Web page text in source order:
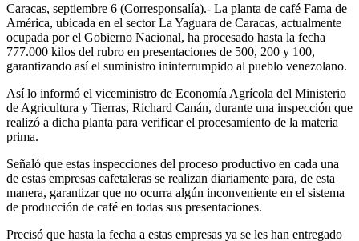
Caracas, septiembre 6 (Corresponsalía).- La planta de café Fama de
América, ubicada en el sector La Yaguara de Caracas, actualmente
ocupada por el Gobierno Nacional, ha procesado hasta la fecha
777.000 kilos del rubro en presentaciones de 500, 200 y 100,
garantizando así el suministro ininterrumpido al pueblo venezolano.
Así lo informó el viceministro de Economía Agrícola del Ministerio
de Agricultura y Tierras, Richard Canán, durante una inspección que
realizó a dicha planta para verificar el procesamiento de la materia
prima.
Señaló que estas inspecciones del proceso productivo en cada una
de estas empresas cafetaleras se realizan diariamente para, de esta
manera, garantizar que no ocurra algún inconveniente en el sistema
de producción de café en todas sus presentaciones.
Precisó que hasta la fecha a estas empresas ya se les han entregado